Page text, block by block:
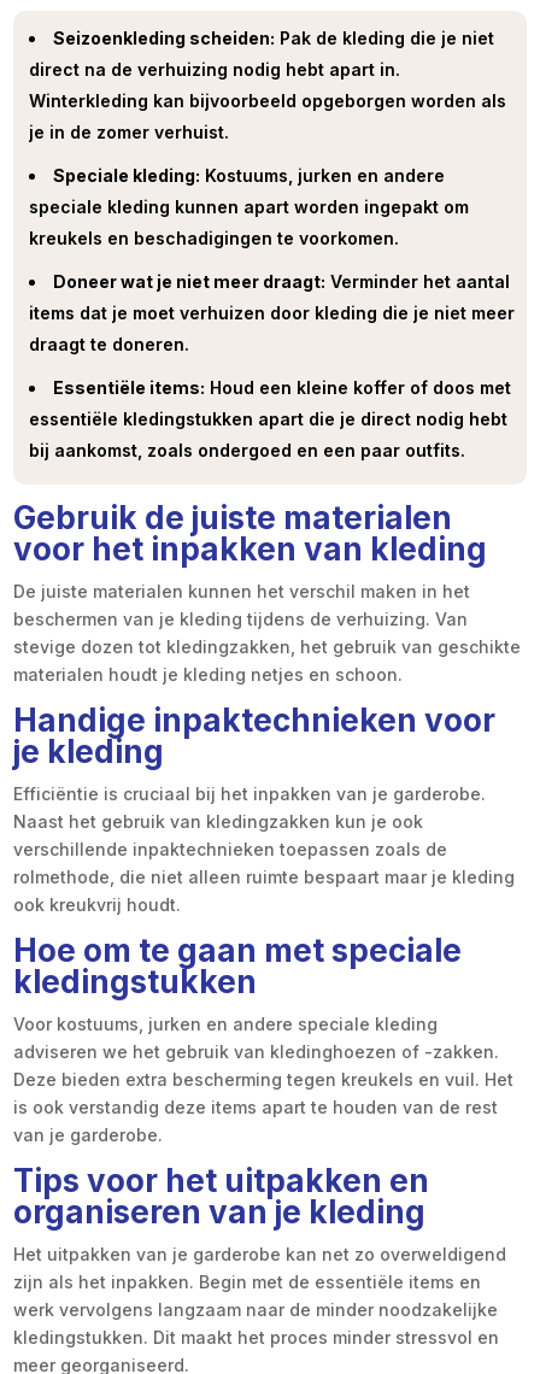
Seizoenkleding scheiden: Pak de kleding die je niet
direct na de verhuizing nodig hebt apart in.
Winterkleding kan bijvoorbeeld opgeborgen worden als
je in de zomer verhuist.
Speciale kleding: Kostuums, jurken en andere
speciale kleding kunnen apart worden ingepakt om
kreukels en beschadigingen te voorkomen.
Doneer wat je niet meer draagt: Verminder het aantal
items dat je moet verhuizen door kleding die je niet meer
draagt te doneren.
Essentiële items: Houd een kleine koffer of doos met
essentiële kledingstukken apart die je direct nodig hebt
bij aankomst, zoals ondergoed en een paar outfits.
Gebruik de juiste materialen
voor het inpakken van kleding
De juiste materialen kunnen het verschil maken in het
beschermen van je kleding tijdens de verhuizing. Van
stevige dozen tot kledingzakken, het gebruik van geschikte
materialen houdt je kleding netjes en schoon.
Handige inpaktechnieken voor
je kleding
Efficiëntie is cruciaal bij het inpakken van je garderobe.
Naast het gebruik van kledingzakken kun je ook
verschillende inpaktechnieken toepassen zoals de
rolmethode, die niet alleen ruimte bespaart maar je kleding
ook kreukvrij houdt.
Hoe om te gaan met speciale
kledingstukken
Voor kostuums, jurken en andere speciale kleding
adviseren we het gebruik van kledinghoezen of -zakken.
Deze bieden extra bescherming tegen kreukels en vuil. Het
is ook verstandig deze items apart te houden van de rest
van je garderobe.
Tips voor het uitpakken en
organiseren van je kleding
Het uitpakken van je garderobe kan net zo overweldigend
zijn als het inpakken. Begin met de essentiële items en
werk vervolgens langzaam naar de minder noodzakelijke
kledingstukken. Dit maakt het proces minder stressvol en
meer georganiseerd.